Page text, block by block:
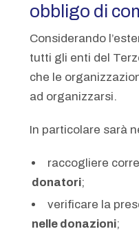
obbligo di
Considerando
tutti gli enti del
che le
ad organizzarsi.
In particolare sarà
raccogliere
donatori;
verificare la
nelle donazioni;